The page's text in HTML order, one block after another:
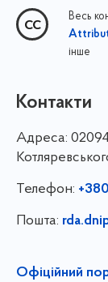
Весь
інше
Контакти
Адреса:
Телефон:
Пошта:
Офіційний